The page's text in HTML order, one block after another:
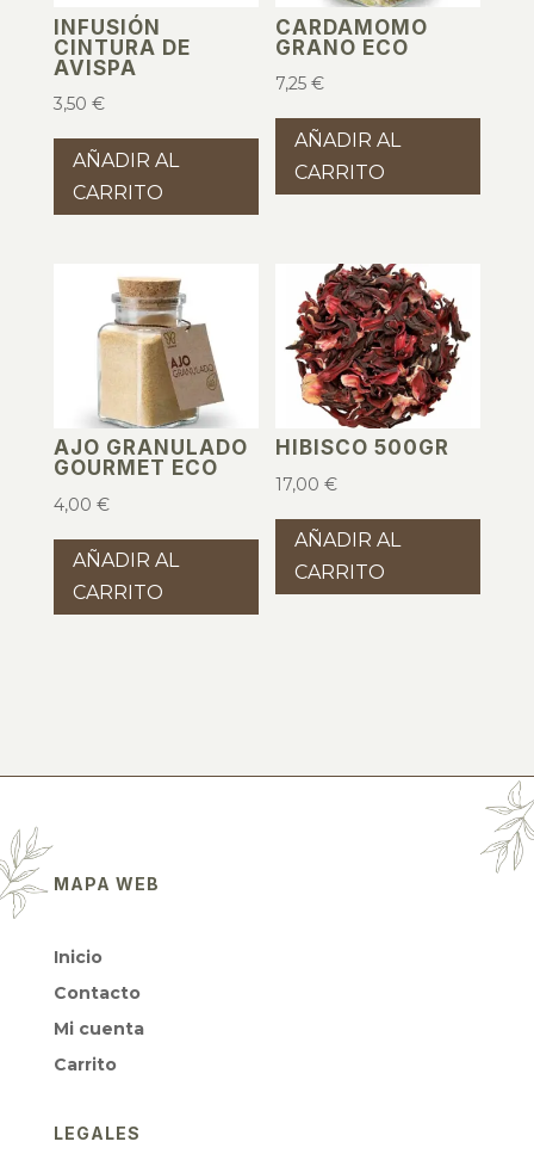
INFUSIÓN
CINTURA DE
AVISPA
3,50 €
AÑADIR AL
CARRITO
CARDAMOMO
GRANO ECO
7,25€
AÑADIR AL
CARRITO
AJO GRANULADO
GOURMET ECO
4,00 €
AÑADIR AL
CARRITO
HIBISCO 500GR
17,00€
AÑADIR AL
CARRITO
MAPA WEB
Inicio
Contacto
Mi cuenta
Carrito
LEGALES